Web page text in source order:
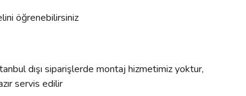
öğrenebilirsiniz
dışı siparişlerde montaj hizmetimiz yoktur,
servis edilir